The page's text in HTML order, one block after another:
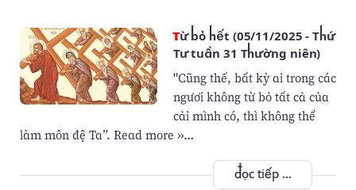
Từ bỏ hết (05/11/2025 - Thứ
Tư tuần 31 Thường niên)
"Cũng thế, bất kỳ ai trong các
ngươi không từ bỏ tất cả của
cải mình có, thì không thể
làm môn đệ Ta”. Read more »…
đọc tiếp ...